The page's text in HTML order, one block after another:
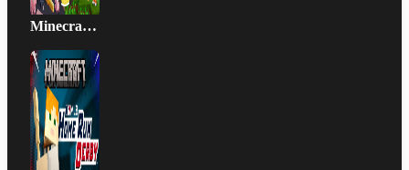
Minecraft - MLB Home Run Derby